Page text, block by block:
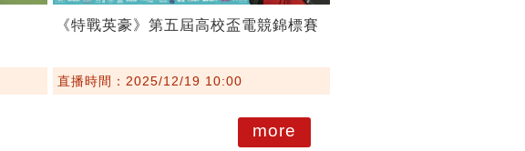
《特戰英豪》第五屆高校盃電競錦標賽
直播時間：2025/12/19 10:00
more